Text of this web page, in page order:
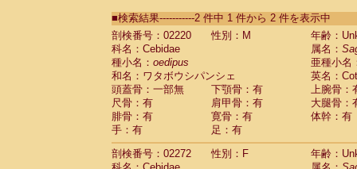
CebidaeSaguinus labiatus(0)
Cebidae Saguinus leucopus (0)
Cebidae
Cebidae
CebidaeSaguinus nigricollis (1)
Cebidae Saguinus oedipus
Cebidae Saguinus weddelli
Cebidae Saguinusspp.
Cebidae Aotus trivirgatus
Cebidae Cebus albifrons
Cebidae
■検索結果-----------2 件中 1 件から 2 件を表示中
剖検番号：02220
性別：M
年齢：
科名：Cebidae
属名：
種小名： oedipus
亜種小名
和名：ワタボウシパンシェ
英名：
頭蓋骨：一部無
下顎骨：有
上腕骨：
尺骨：有
肩甲骨：有
大腿骨：
腓骨：有
寛骨：有
体幹：有
手：有
足：有
剖検番号：02272
性別：F
年齢：